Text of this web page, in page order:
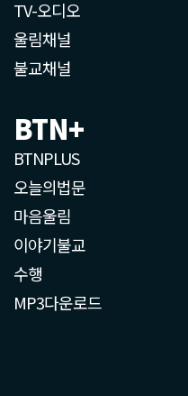
TV-오디오
울림채널
불교채널
BTN+
BTNPLUS
오늘의법문
마음울림
이야기불교
수행
MP3다운로드